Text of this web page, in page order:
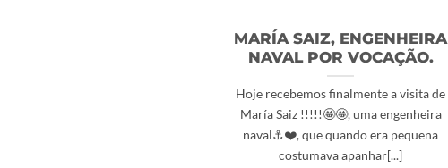
MARÍA SAIZ, ENGENHEIRA
NAVAL POR VOCAÇÃO.
Hoje recebemos finalmente a visita de
María Saiz !!!!!🤩🤩, uma engenheira
naval⚓️❤️, que quando era pequena
costumava apanhar[...]